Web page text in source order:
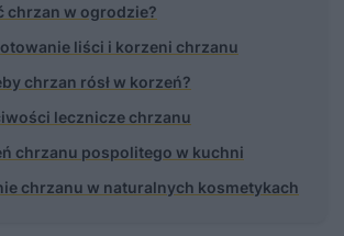
chrzan w ogrodzie?
liści i korzeni chrzanu
chrzan rósł w korzeń?
lecznicze chrzanu
chrzanu pospolitego w kuchni
chrzanu w naturalnych kosmetykach